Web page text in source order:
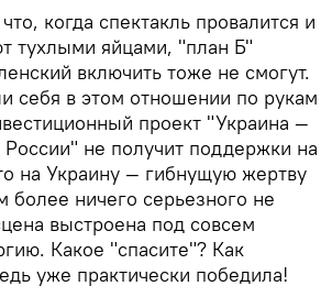
когда спектакль провалится и
тухлыми яйцами, "план Б"
включить тоже не смогут.
себя в этом отношении по рукам
проект "Украина —
России" не получит поддержки на
на Украину — гибнущую жертву
более ничего серьезного не
выстроена под совсем
Какое "спасите"? Как
уже практически победила!